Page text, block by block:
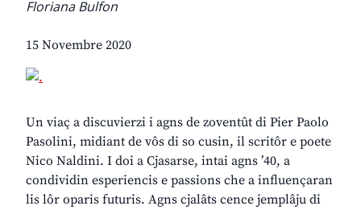
Floriana Bulfon
15 Novembre 2020
Un viaç a discuvierzi i agns de zoventût di Pier Paolo
Pasolini, midiant de vôs di so cusin, il scritôr e poete
Nico Naldini. I doi a Cjasarse, intai agns ’40, a
condividin esperiencis e passions che a influençaran
lis lôr oparis futuris. Agns cjalâts cence jemplâju di